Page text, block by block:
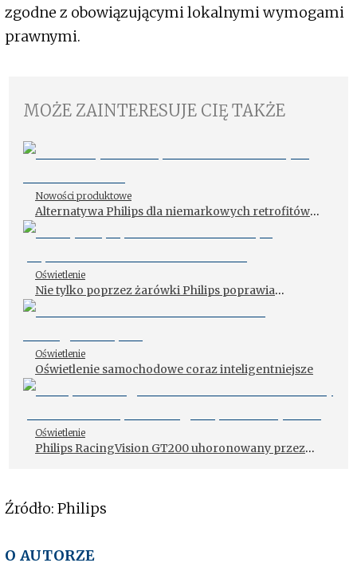
zgodne z obowiązującymi lokalnymi wymogami
prawnymi.
MOŻE ZAINTERESUJE CIĘ TAKŻE
Nowości produktowe
Alternatywa Philips dla niemarkowych retrofitów
LED
Oświetlenie
Nie tylko poprzez żarówki Philips poprawia
widoczność na drodze
Oświetlenie
Oświetlenie samochodowe coraz inteligentniejsze
Oświetlenie
Philips RacingVision GT200 uhoronowany przez
Źródło: Philips
O AUTORZE